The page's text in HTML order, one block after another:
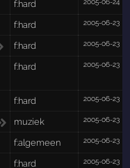
f:hard
f:hard 2005-06-23
f:hard 2005-06-23
f:hard 2005-06-23
f:hard 2005-06-23
muziek 2005-06-23
f:algemeen 2005-06-23
f:hard 2005-06-23